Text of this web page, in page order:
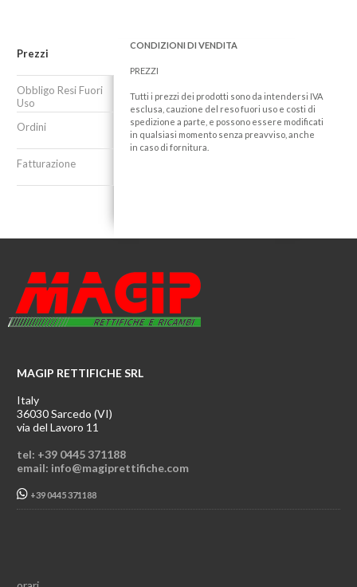
Prezzi
Obbligo Resi Fuori
Uso
Ordini
Fatturazione
CONDIZIONI DI VENDITA
PREZZI
Tutti i prezzi dei prodotti sono da intendersi IVA
esclusa, cauzione del reso fuori uso e costi di
spedizione a parte, e possono essere modificati
in qualsiasi momento senza preavviso, anche
in caso di fornitura.
MAGIP RETTIFICHE SRL
Italy
36030 Sarcedo (VI)
via del Lavoro 11
tel: +39 0445 371188
email: info@magiprettifiche.com
+39 0445 371188